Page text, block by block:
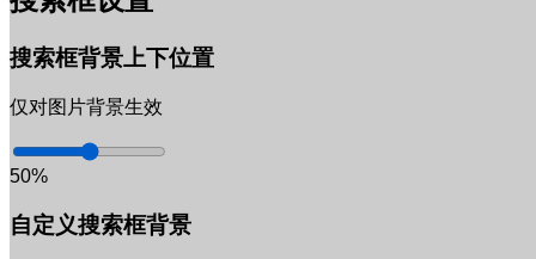
搜索框背景上下位置
仅对图片背景生效
50%
自定义搜索框背景